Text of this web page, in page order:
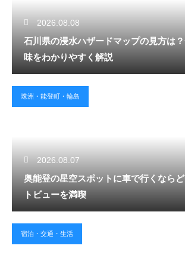
2026.08.08
石川県の浸水ハザードマップの見方は
味をわかりやすく解説
珠洲・能登町・輪島
2026.08.07
奥能登の星空スポットに車で行くなら
トビューを満喫
宿泊・交通・生活